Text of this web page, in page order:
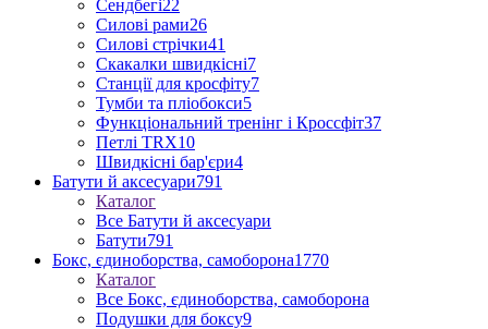
Сендбегі22
Силові рами26
Силові стрічки41
Скакалки швидкісні7
Станції для кросфіту7
Тумби та пліобокси5
Функціональний тренінг і Кроссфіт37
Петлі TRX10
Швидкісні бар'єри4
Батути й аксесуари791
Каталог
Все Батути й аксесуари
Батути791
Бокс, єдиноборства, самоборона1770
Каталог
Все Бокс, єдиноборства, самоборона
Подушки для боксу9